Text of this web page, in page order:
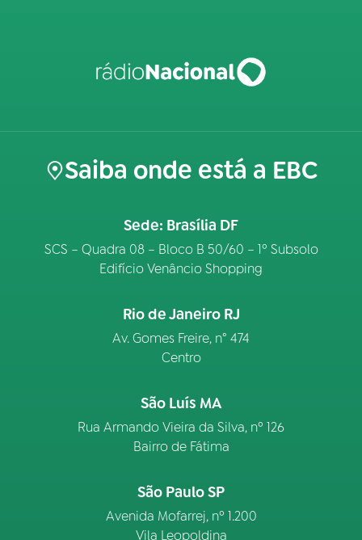
Saiba onde está a EBC
Sede: Brasília DF
SCS – Quadra 08 – Bloco B 50/60 – 1º Subsolo
Edifício Venâncio Shopping
Rio de Janeiro RJ
Av. Gomes Freire, n° 474
Centro
São Luís MA
Rua Armando Vieira da Silva, nº 126
Bairro de Fátima
São Paulo SP
Avenida Mofarrej, nº 1.200
Vila Leopoldina